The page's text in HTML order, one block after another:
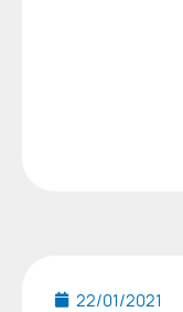
22/01/2021